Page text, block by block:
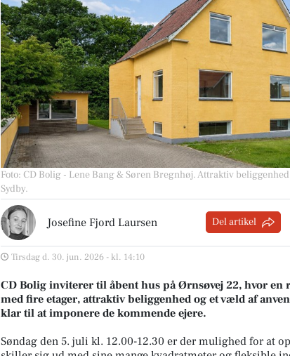
Foto: CD Bolig - Lene Bang & Søren Bregnhøj.Attraktiv
Sydby.
Josefine Fjord Laursen Del artikel
Tirsdag d. 30. jun. 2026 - kl. 14:10
CD Bolig inviterer til åbent hus på Ørnsøvej 22, hvor en
med fire etager, attraktiv beliggenhed og et væld af
klar til at imponere de kommende ejere.
Søndag den 5. juli kl. 12.00-12.30 er der mulighed for at